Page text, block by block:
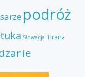
podróż
Słowacja Tirana